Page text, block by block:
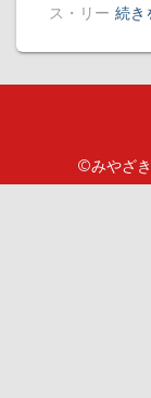
ス・リー 続き
©みやざ